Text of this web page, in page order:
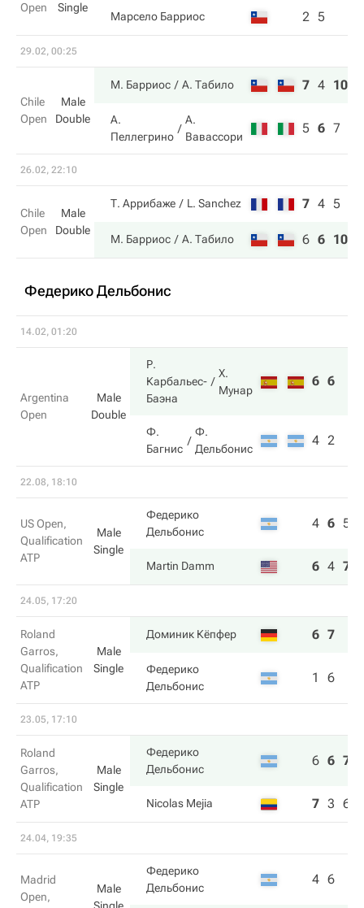
Open
Single
Марсело Барриос 2 5
29.02, 00:25
Chile
Open
Male
Double
М. Барриос А. Табило 7 4 10
А.
Пеллегрино
А.
Вавассори
5 6 7
26.02, 22:10
Chile
Open
Male
Double
Т. Аррибаже L. Sanchez 7 4 5
М. Барриос А. Табило 6 6 10
Федерико Дельбонис
14.02, 01:20
Argentina
Open
Male
Double
Р.
Карбальес-
Баэна
Х.
Мунар
6 6
Ф.
Багнис
Ф.
Дельбонис
4 2
22.08, 18:10
US Open,
Qualification
ATP
Male
Single
Федерико
Дельбонис
4 6 5
Martin Damm 6 4 7
24.05, 17:20
Roland
Garros,
Qualification
ATP
Male
Single
Доминик Кёпфер 6 7
Федерико
Дельбонис
1 6
23.05, 17:10
Roland
Garros,
Qualification
ATP
Male
Single
Федерико
Дельбонис
6 6 7
Nicolas Mejia 7 3 6
24.04, 19:35
Madrid
Open,
Male
Федерико
Дельбонис
4 6